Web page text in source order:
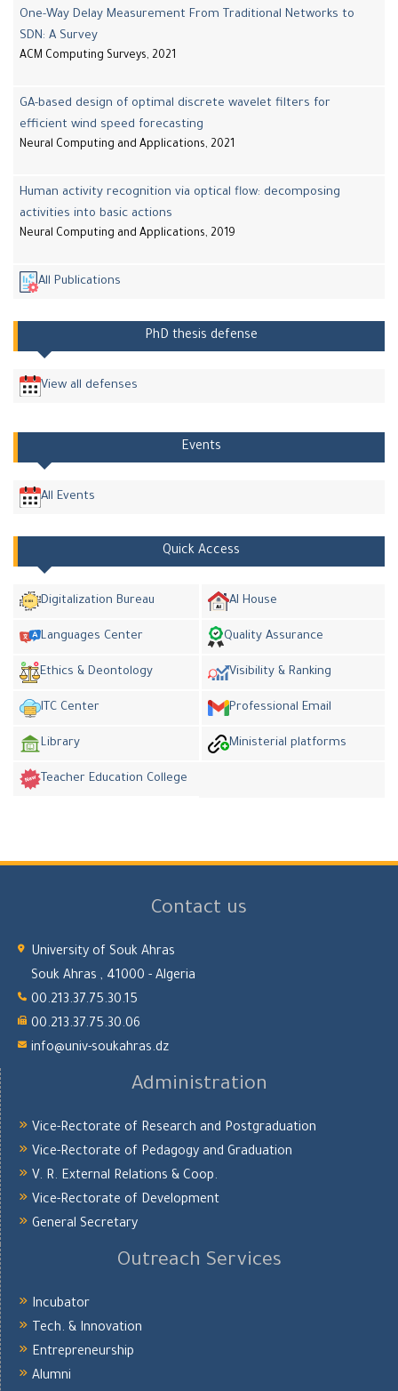
One-Way Delay Measurement From Traditional Networks to
SDN: A Survey
ACM Computing Surveys, 2021
GA-based design of optimal discrete wavelet filters for
efficient wind speed forecasting
Neural Computing and Applications, 2021
Human activity recognition via optical flow: decomposing
activities into basic actions
Neural Computing and Applications, 2019
All Publications
PhD thesis defense
View all defenses
Events
All Events
Quick Access
Digitalization Bureau AI House
Languages Center Quality Assurance
Ethics & Deontology Visibility & Ranking
ITC Center Professional Email
Library Ministerial platforms
Teacher Education College
Contact us
University of Souk Ahras
Souk Ahras , 41000 - Algeria
00.213.37.75.30.15
00.213.37.75.30.06
info@univ-soukahras.dz
Administration
Vice-Rectorate of Research and Postgraduation
Vice-Rectorate of Pedagogy and Graduation
V. R. External Relations & Coop.
Vice-Rectorate of Development
General Secretary
Outreach Services
Incubator
Tech. & Innovation
Entrepreneurship
Alumni